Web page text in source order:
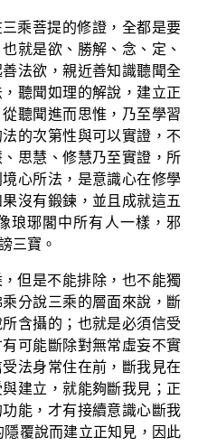
乘菩提的修證，全都是要
就是欲、勝解、念、定、
法欲，親近善知識聽聞全
聽聞如理的解說，建立正
聽聞進而思惟，乃至學習
的次第性與可以實證，不
思慧、修慧乃至實證，所
心所法，是意識心在修學
沒有鍛鍊，並且成就這五
琅琊閣中所有人一樣，邪
三寶。
但是不能排除，也不能獨
分說三乘的層面來說，斷
含攝的；也就是必須信受
可能斷除對無常虛妄不實
法身常住在前，斷我見在
建立，就能夠斷我見；正
能，才有接續意識心斷我
覆說而建立正知見，因此